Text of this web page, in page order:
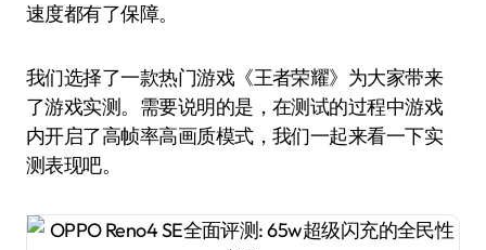
速度都有了保障。
我们选择了一款热门游戏《王者荣耀》为大家带来
了游戏实测。需要说明的是，在测试的过程中游戏
内开启了高帧率高画质模式，我们一起来看一下实
测表现吧。